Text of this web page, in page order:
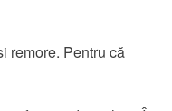
remore. Pentru că